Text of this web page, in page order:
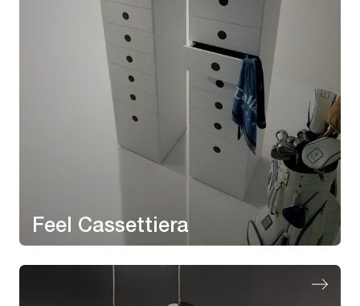
Feel Cassettiera